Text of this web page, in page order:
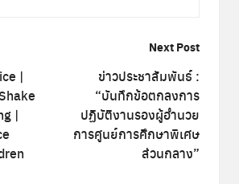
|
|
Next Post
ข่าวประชาสัมพันธ์ :
“บันทึกข้อตกลงการ
ปฏิบัติงานรองผู้อำนวย
การศูนย์การศึกษาพิเศษ
ส่วนกลาง”